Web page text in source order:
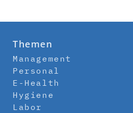
Themen
Management
Personal
E-Health
Hygiene
Labor